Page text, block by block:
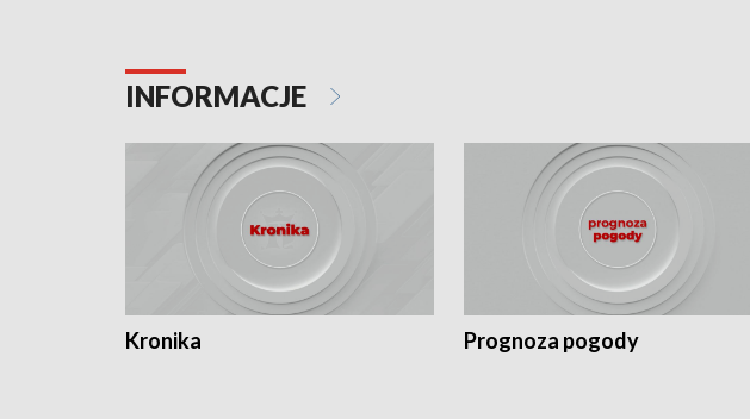
INFORMACJE
Kronika Prognoza pogody